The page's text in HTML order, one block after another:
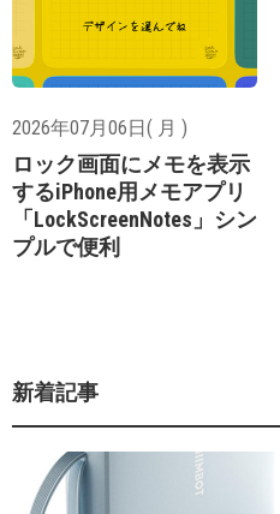
2026年07月06日( 月 )
ロック画面にメモを表示
するiPhone用メモアプリ
「LockScreenNotes」シン
プルで便利
新着記事